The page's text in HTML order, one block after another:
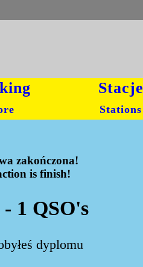
Stacje
Stations
zakończona!
is finish!
1 QSO's
dyplomu